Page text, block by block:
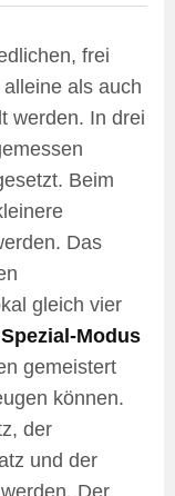
frei
als auch
werden. In drei
Beim
Das
gleich vier
Spezial-Modus
gemeistert
können.
der
und der